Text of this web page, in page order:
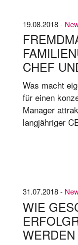
19.08.2018 -
CHEF
Was macht
für einen
Manager
langjähriger
31.07.2018 -
WIE
WERDEN